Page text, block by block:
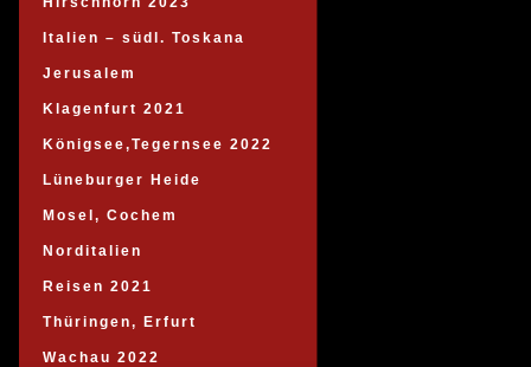
Italien – südl. Toskana
Jerusalem
Klagenfurt 2021
Königsee,Tegernsee 2022
Lüneburger Heide
Mosel, Cochem
Norditalien
Reisen 2021
Thüringen, Erfurt
Wachau 2022